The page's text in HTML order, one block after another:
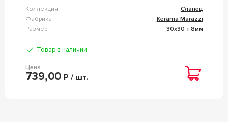
Коллекция
Сланец
Фабрика
Kerama Marazzi
Размер
30x30 т.8мм
Товар в наличии
Цена
739,00 Р / шт.